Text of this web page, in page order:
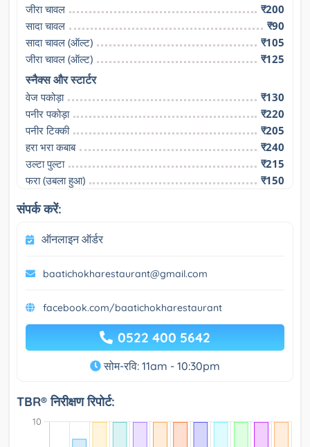
जीरा चावल
₹200
सादा चावल
₹90
सादा चावल (ऑल्ट)
₹105
जीरा चावल (ऑल्ट)
₹125
स्नैक्स और स्टार्टर
वेज पकोड़ा
₹130
पनीर पकोड़ा
₹220
पनीर टिक्की
₹205
हरा भरा कबाब
₹240
उल्टा पुल्टा
₹215
फरा (उबला हुआ)
₹150
संपर्क करें:
ऑनलाइन ऑर्डर
baatichokharestaurant@gmail.com
facebook.com/baatichokharestaurant
0522 400 5642
सोम-रवि: 11am - 10:30pm
TBR® निरीक्षण रिपोर्ट: